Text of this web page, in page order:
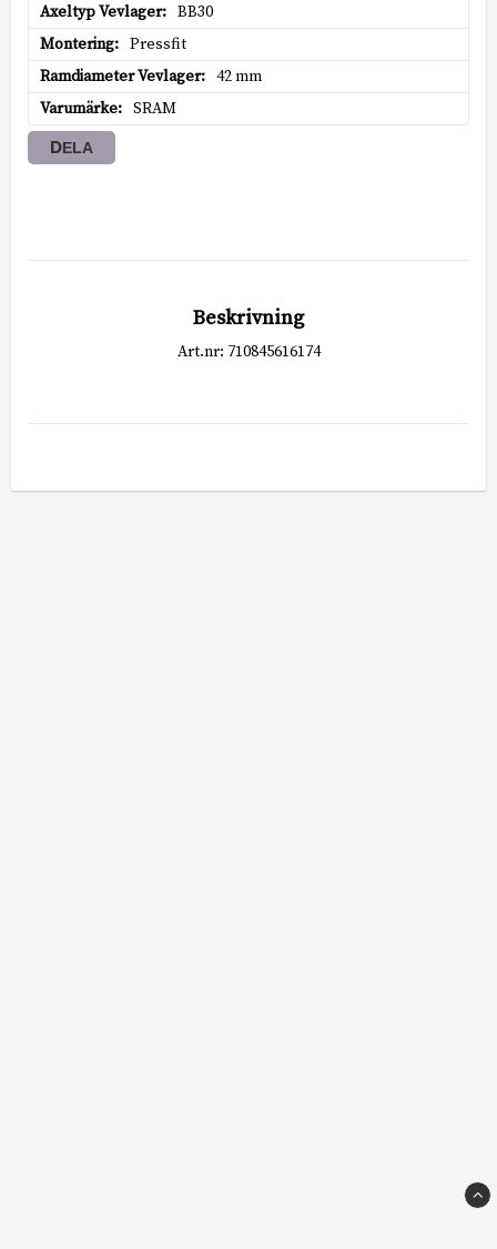
Axeltyp Vevlager
BB30
Montering
Pressfit
Ramdiameter Vevlager
42 mm
Varumärke
SRAM
DELA
Beskrivning
Art.nr: 710845616174